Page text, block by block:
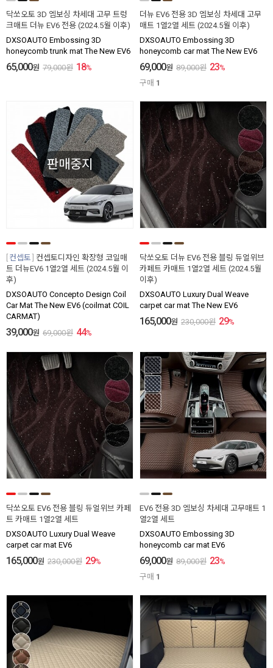
닥쏘오토 3D 엠보싱 차세대 고무 트렁
크매트 더뉴 EV6 전용 (2024.5월 이후)
DXSOAUTO Embossing 3D
honeycomb trunk mat The New EV6
65,000원 79,000원 18%
더뉴 EV6 전용 3D 엠보싱 차세대 고무
매트 1열2열 세트 (2024.5월 이후)
DXSOAUTO Embossing 3D
honeycomb car mat The New EV6
69,000원 89,000원 23%
구매 1
판매중지
컨셉토
컨셉토디자인 확장형 코일매
트 더뉴EV6 1열2열 세트 (2024.5월 이
후)
DXSOAUTO Concepto Design Coil
Car Mat The New EV6 (coilmat COIL
CARMAT)
39,000원 69,000원 44%
닥쏘오토 더뉴 EV6 전용 블링 듀얼위브
카페트 카매트 1열2열 세트 (2024.5월
이후)
DXSOAUTO Luxury Dual Weave
carpet car mat The New EV6
165,000원 230,000원 29%
닥쏘오토 EV6 전용 블링 듀얼위브 카페
트 카매트 1열2열 세트
DXSOAUTO Luxury Dual Weave
carpet car mat EV6
165,000원 230,000원 29%
EV6 전용 3D 엠보싱 차세대 고무매트 1
열2열 세트
DXSOAUTO Embossing 3D
honeycomb car mat EV6
69,000원 89,000원 23%
구매 1